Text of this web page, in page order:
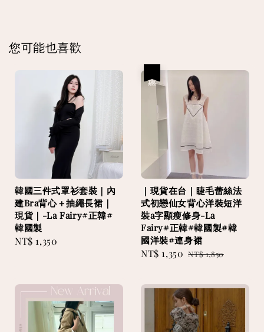
您可能也喜歡
韓國三件式罩衫套裝｜內
建Bra背心＋抽繩長裙｜
現貨｜-La Fairy#正韓#
韓國製
Regular
NT$ 1,350
｜現貨在台｜睫毛蕾絲法
式初戀仙女背心洋裝短洋
裝a字顯瘦修身-La
Fairy#正韓#韓國製#韓
國洋裝#連身裙
Sale
NT$ 1,350 Regular
NT$ 1,850